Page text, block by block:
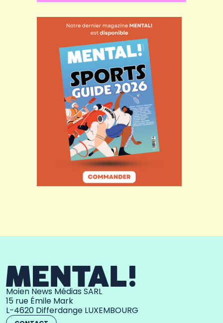
Moien News Médias SARL
15 rue Émile Mark
L-4620 Differdange LUXEMBOURG